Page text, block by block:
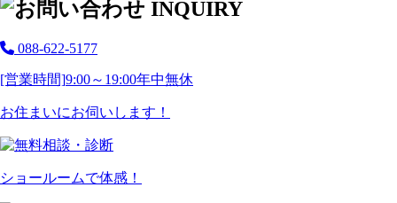
088-622-5177
[営業時間]9:00～19:00年中無休
お住まいにお伺いします！
ショールームで体感！